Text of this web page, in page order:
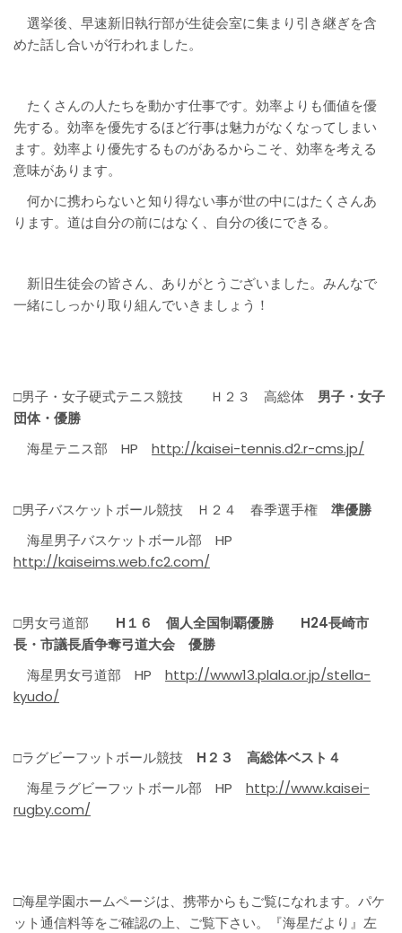
選挙後、早速新旧執行部が生徒会室に集まり引き継ぎを含
めた話し合いが行われました。
たくさんの人たちを動かす仕事です。効率よりも価値を優
先する。効率を優先するほど行事は魅力がなくなってしまい
ます。効率より優先するものがあるからこそ、効率を考える
意味があります。
何かに携わらないと知り得ない事が世の中にはたくさんあ
ります。道は自分の前にはなく、自分の後にできる。
新旧生徒会の皆さん、ありがとうございました。みんなで
一緒にしっかり取り組んでいきましょう！
□男子・女子硬式テニス競技 Ｈ２３ 高総体 男子・女子
団体・優勝
海星テニス部 HP http://kaisei-tennis.d2.r-cms.jp/
□男子バスケットボール競技 Ｈ２４ 春季選手権 準優勝
海星男子バスケットボール部 HP
http://kaiseims.web.fc2.com/
□男女弓道部 H１６ 個人全国制覇優勝 H24長崎市
長・市議長盾争奪弓道大会 優勝
海星男女弓道部 HP http://www13.plala.or.jp/stella-
kyudo/
□ラグビーフットボール競技 H２３ 高総体ベスト４
海星ラグビーフットボール部 HP http://www.kaisei-
rugby.com/
□海星学園ホームページは、携帯からもご覧になれます。パケ
ット通信料等をご確認の上、ご覧下さい。『海星だより』左